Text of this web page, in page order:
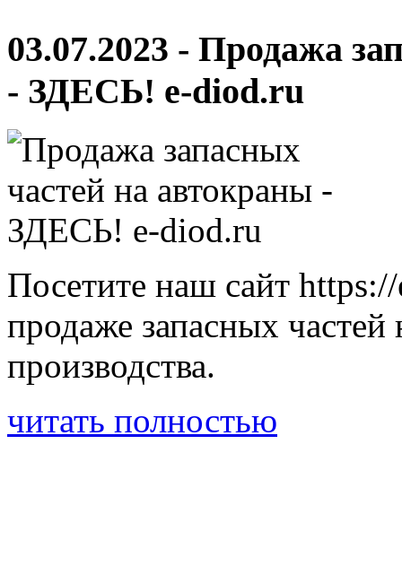
03.07.2023 - Продажа
- ЗДЕСЬ! e-diod.ru
Посетите наш сайт
продаже запасных частей
производства.
читать полностью